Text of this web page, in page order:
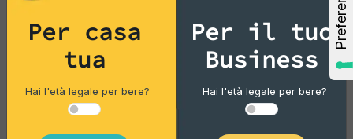
Aggiungi
Per casa
tua
Hai l'età legale per bere?
Per il tuo
Business
Hai l'età legale per bere?